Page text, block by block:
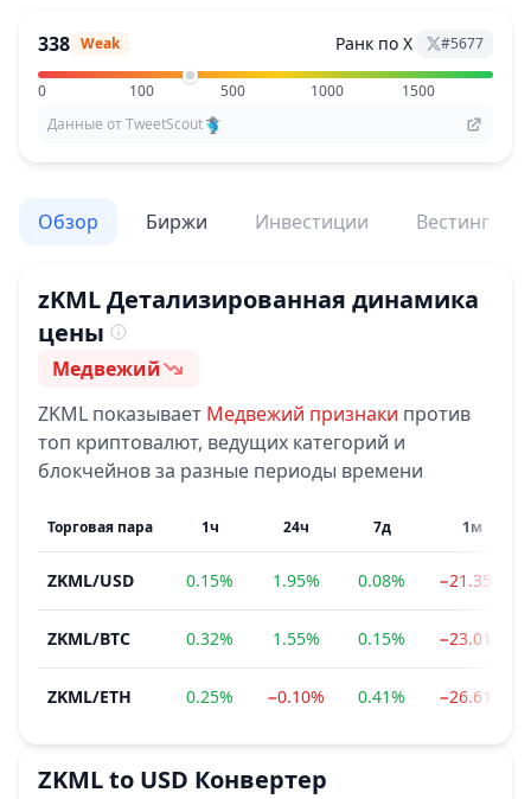
338 Weak Ранк по X #5677
0 100 500 1000
1500
Данные от TweetScout
Обзор Биржи Инвестиции Вестинг
zKMLДетализированная динамика
цены
Настроение
Медвежий
ZKML показывает Медвежий признаки против
топ криптовалют, ведущих категорий и
блокчейнов за разные периоды времени
Торговая пара 1ч 24ч 7д 1м
ZKML/USD 0.15% 1.95% 0.08% −21.35%
ZKML/BTC 0.32% 1.55% 0.15% −23.01%
ZKML/ETH 0.25% −0.10% 0.41% −26.61%
ZKMLto USD Конвертер